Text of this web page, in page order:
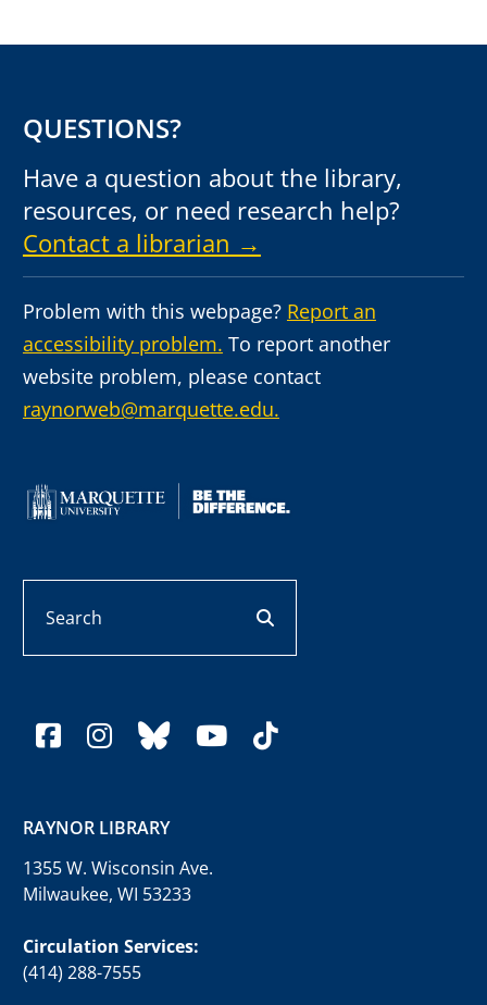
QUESTIONS?
Have a question about the library,
resources, or need research help?
Contact a librarian →
Problem with this webpage? Report an
accessibility problem. To report another
website problem, please contact
raynorweb@marquette.edu.
facebook
instagram
blueskyyoutube
tiktok
RAYNOR LIBRARY
1355 W. Wisconsin Ave.
Milwaukee, WI 53233
Circulation Services:
(414) 288-7555